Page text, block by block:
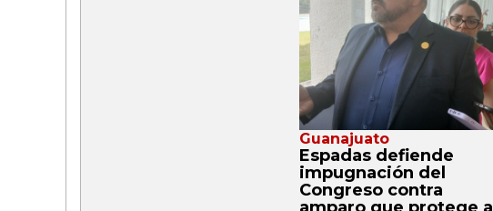
Guanajuato
Espadas defiende
impugnación del
Congreso contra